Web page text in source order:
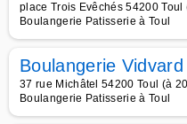
place Trois Evêchés 54200
Boulangerie Patisserie à Toul
Boulangerie Vidvard
37 rue Michâtel 54200 Toul (à
Boulangerie Patisserie à Toul